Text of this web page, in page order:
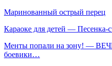
Маринованный острый перец
Караоке для детей — Песенка-
Менты попали на зону! —
боевики…